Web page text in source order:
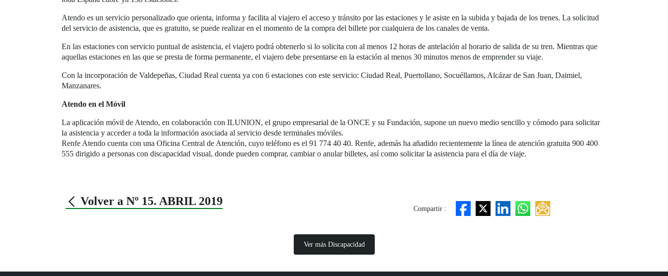
Atendo es un servicio personalizado que orienta, informa y facilita al viajero el acceso y tránsito por las estaciones y le asiste en la subida y bajada de los trenes. La solicitud
del servicio de asistencia, que es gratuito, se puede realizar en el momento de la compra del billete por cualquiera de los canales de venta.
En las estaciones con servicio puntual de asistencia, el viajero podrá obtenerlo si lo solicita con al menos 12 horas de antelación al horario de salida de su tren. Mientras que
aquellas estaciones en las que se presta de forma permanente, el viajero debe presentarse en la estación al menos 30 minutos menos de emprender su viaje.
Con la incorporación de Valdepeñas, Ciudad Real cuenta ya con 6 estaciones con este servicio: Ciudad Real, Puertollano, Socuéllamos, Alcázar de San Juan, Daimiel,
Manzanares.
Atendo en el Móvil
La aplicación móvil de Atendo, en colaboración con ILUNION, el grupo empresarial de la ONCE y su Fundación, supone un nuevo medio sencillo y cómodo para solicitar
la asistencia y acceder a toda la información asociada al servicio desde terminales móviles.
Renfe Atendo cuenta con una Oficina Central de Atención, cuyo teléfono es el 91 774 40 40. Renfe, además ha añadido recientemente la línea de atención gratuita 900 400
555 dirigido a personas con discapacidad visual, donde pueden comprar, cambiar o anular billetes, así como solicitar la asistencia para el día de viaje.
Volver a Nº 15. ABRIL 2019
Compartir :
Ver más Discapacidad